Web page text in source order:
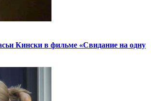
Кински в фильме «Свидание на одну